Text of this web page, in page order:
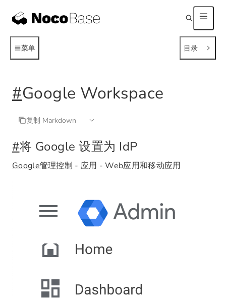
菜单 目录
#Google Workspace
复制 Markdown
#将 Google 设置为 IdP
Google管理控制 - 应用 - Web应用和移动应用